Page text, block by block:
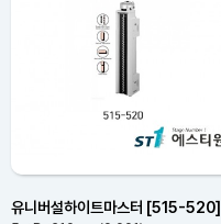
유니버설하이트마스터 [515-520]